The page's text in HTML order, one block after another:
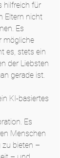
hilfreich für
Eltern nicht
Es
mögliche
es, stets ein
der Liebsten
gerade ist.
KI-basiertes
Es
Menschen
bieten –